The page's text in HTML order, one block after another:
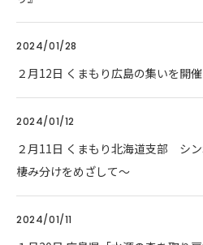
2024/01/28
２月12日 くまもり広島の集いを開
2024/01/12
２月11日 くまもり北海道支部 シ
棲み分けをめざして～
2024/01/11